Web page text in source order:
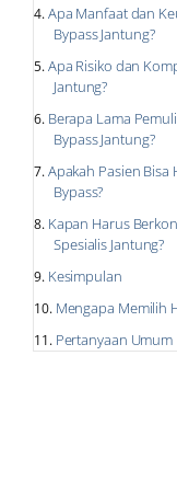
Apa Manfaat dan
Bypass Jantung?
Apa Risiko dan
Jantung?
Berapa Lama
Bypass Jantung?
Apakah Pasien Bisa
Bypass?
Kapan Harus
Spesialis Jantung?
Kesimpulan
Mengapa Memilih
Pertanyaan Umum